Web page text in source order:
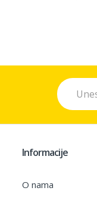
Informacije
O nama